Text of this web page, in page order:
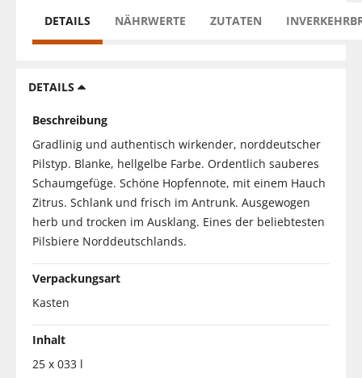
DETAILS NÄHRWERTE ZUTATEN
DETAILS
Beschreibung
Gradlinig und authentisch wirkender, norddeutscher
Pilstyp. Blanke, hellgelbe Farbe. Ordentlich sauberes
Schaumgefüge. Schöne Hopfennote, mit einem Hauch
Zitrus. Schlank und frisch im Antrunk. Ausgewogen
herb und trocken im Ausklang. Eines der beliebtesten
Pilsbiere Norddeutschlands.
Verpackungsart
Kasten
Inhalt
25 x 033 l